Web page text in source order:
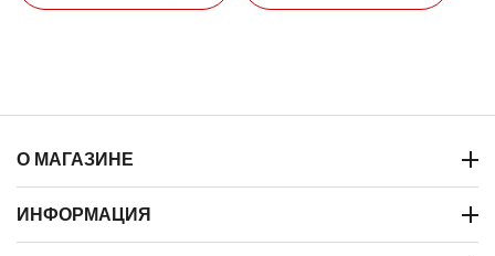
О МАГАЗИНЕ
ИНФОРМАЦИЯ